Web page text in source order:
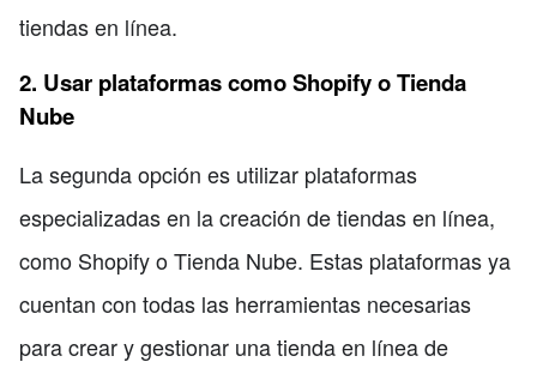
tiendas en línea.
2. Usar plataformas como Shopify o Tienda
Nube
La segunda opción es utilizar plataformas
especializadas en la creación de tiendas en línea,
como Shopify o Tienda Nube. Estas plataformas ya
cuentan con todas las herramientas necesarias
para crear y gestionar una tienda en línea de